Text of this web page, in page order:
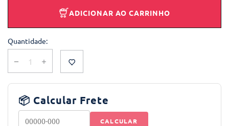
ADICIONAR AO CARRINHO
Quantidade:
📦 Calcular Frete
CALCULAR